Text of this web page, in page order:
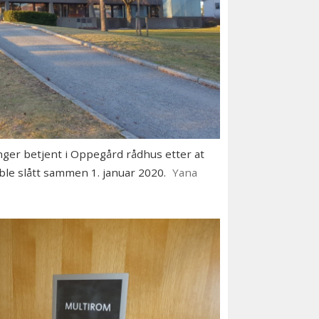
betjent i Oppegård rådhus etter at
slått sammen 1. januar 2020. Yana